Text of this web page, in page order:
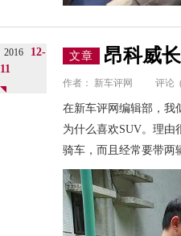
2016
12-
11
文章 昂科威
作者： 新车评网 评论
在新车评网编辑部，我
为什么喜欢SUV。理由
骑车，而且经常要带两